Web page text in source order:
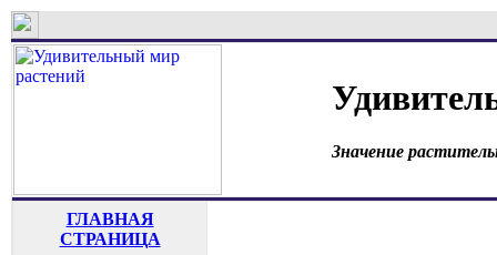
Значение
ГЛАВНАЯ
СТРАНИЦА